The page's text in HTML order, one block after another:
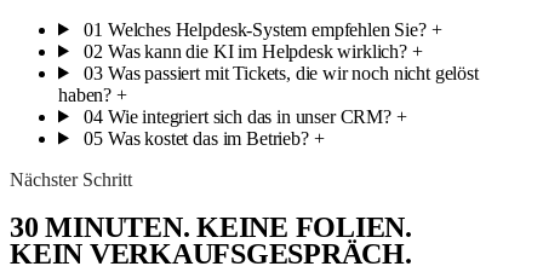
01 Welches Helpdesk-System empfehlen Sie? +
02 Was kann die KI im Helpdesk wirklich? +
03 Was passiert mit Tickets, die wir noch nicht gelöst
haben? +
04 Wie integriert sich das in unser CRM? +
05 Was kostet das im Betrieb? +
Nächster Schritt
30 MINUTEN.KEINE FOLIEN.
KEIN VERKAUFSGESPRÄCH.